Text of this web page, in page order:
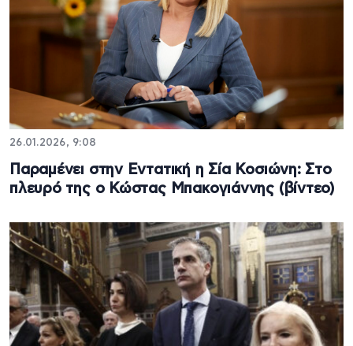
26.01.2026, 9:08
Παραμένει στην Εντατική η Σία Κοσιώνη: Στο
πλευρό της ο Κώστας Μπακογιάννης (βίντεο)